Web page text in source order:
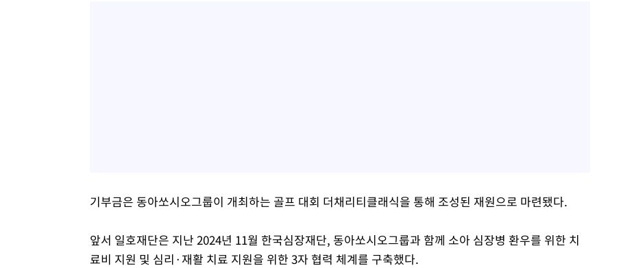
기부금은 동아쏘시오그룹이 개최하는 골프 대회 더채리티클래식을 통해 조성된 재원으로 마련됐다.
앞서 일호재단은 지난 2024년 11월 한국심장재단, 동아쏘시오그룹과 함께 소아 심장병 환우를 위한 치
료비 지원 및 심리·재활 치료 지원을 위한 3자 협력 체계를 구축했다.